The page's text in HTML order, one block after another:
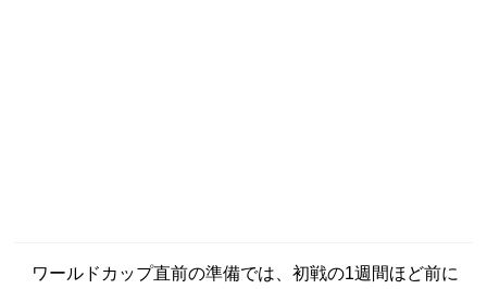
ワールドカップ直前の準備では、初戦の1週間ほど前に